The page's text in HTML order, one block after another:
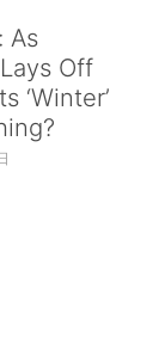
As
Off
‘Winter’